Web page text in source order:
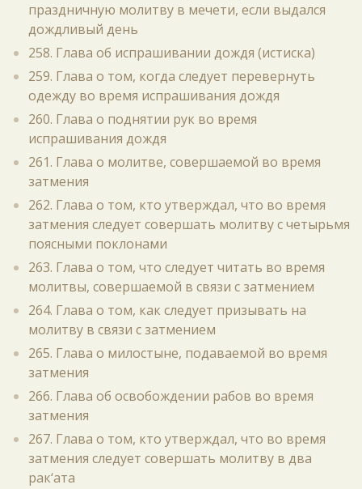
праздничную молитву в мечети, если выдался
дождливый день
258. Глава об испрашивании дождя (истиска)
259. Глава о том, когда следует перевернуть
одежду во время испрашивания дождя
260. Глава о поднятии рук во время
испрашивания дождя
261. Глава о молитве, совершаемой во время
затмения
262. Глава о том, кто утверждал, что во время
затмения следует совершать молитву с четырьмя
поясными поклонами
263. Глава о том, что следует читать во время
молитвы, совершаемой в связи с затмением
264. Глава о том, как следует призывать на
молитву в связи с затмением
265. Глава о милостыне, подаваемой во время
затмения
266. Глава об освобождении рабов во время
затмения
267. Глава о том, кто утверждал, что во время
затмения следует совершать молитву в два
рак‘ата